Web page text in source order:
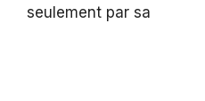
seulement par sa